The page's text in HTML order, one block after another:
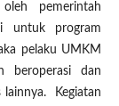
pemerintah
untuk program
pelaku UMKM
beroperasi dan
lainnya. Kegiatan